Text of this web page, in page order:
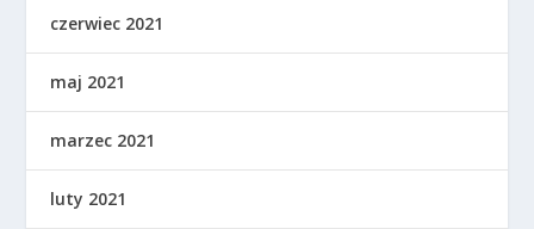
czerwiec 2021
maj 2021
marzec 2021
luty 2021